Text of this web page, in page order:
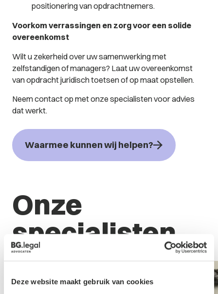
Deze website maakt gebruik van cookies
positionering van opdrachtnemers.
Voorkom verrassingen en zorg voor een solide
overeenkomst
Wilt u zekerheid over uw samenwerking met
zelfstandigen of managers? Laat uw overeenkomst
van opdracht juridisch toetsen of op maat opstellen.
Neem contact op met onze specialisten voor advies
dat werkt.
Waarmee kunnen wij helpen?
Onze
specialisten